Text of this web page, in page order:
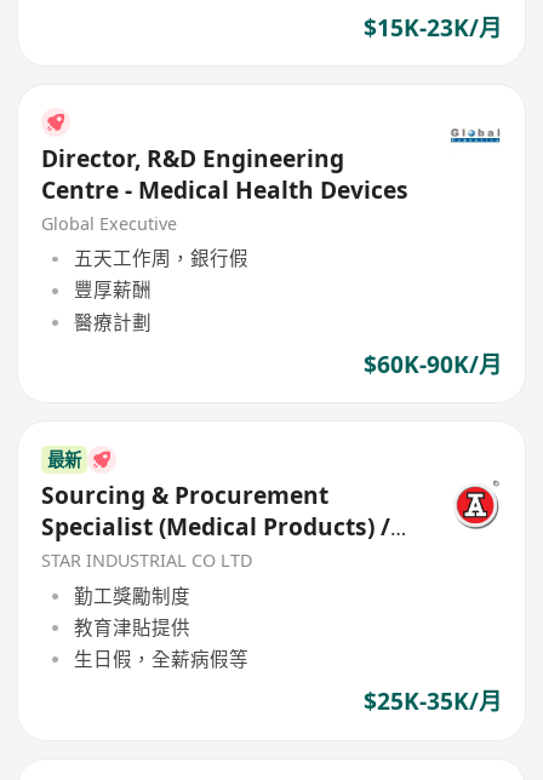
$15K-23K/月
Director, R&D Engineering
Centre - Medical Health Devices
Global Executive
五天工作周，銀行假
豐厚薪酬
醫療計劃
$60K-90K/月
最新
Sourcing & Procurement
Specialist (Medical Products) /
Health Related Products
STAR INDUSTRIAL CO LTD
勤工獎勵制度
教育津貼提供
生日假，全薪病假等
$25K-35K/月